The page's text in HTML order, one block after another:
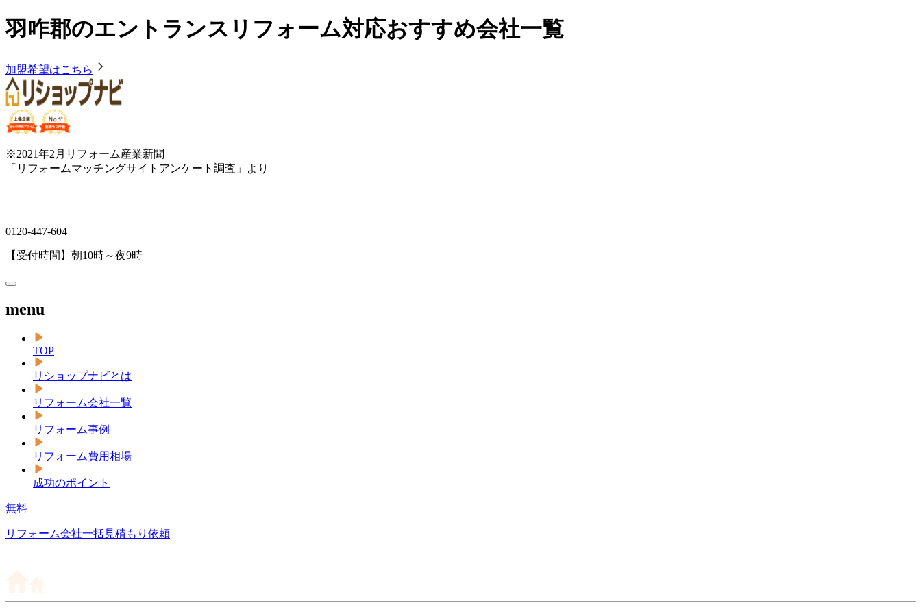
羽咋郡のエントランスリフォーム対応おすすめ会社一覧
加盟希望はこちら
※2021年2月リフォーム産業新聞
「リフォームマッチングサイトアンケート調査」より
0120-447-604
【受付時間】朝10時～夜9時
menu
TOP
リショップナビとは
リフォーム会社一覧
リフォーム事例
リフォーム費用相場
成功のポイント
無料
リフォーム会社一括見積もり依頼